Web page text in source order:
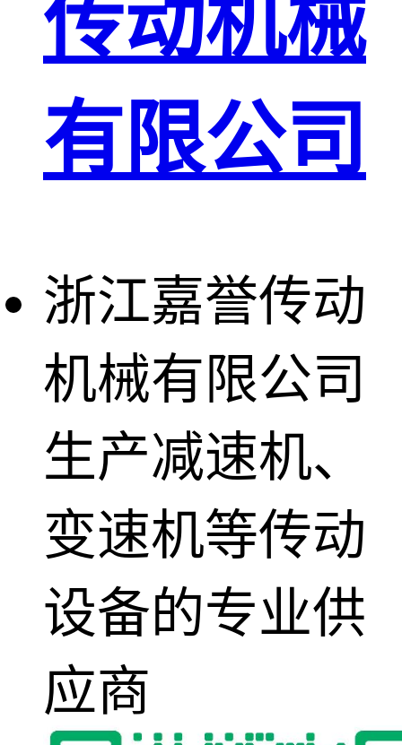
传动机械
有限公司
浙江嘉誉传动
机械有限公司
生产减速机、
变速机等传动
设备的专业供
应商